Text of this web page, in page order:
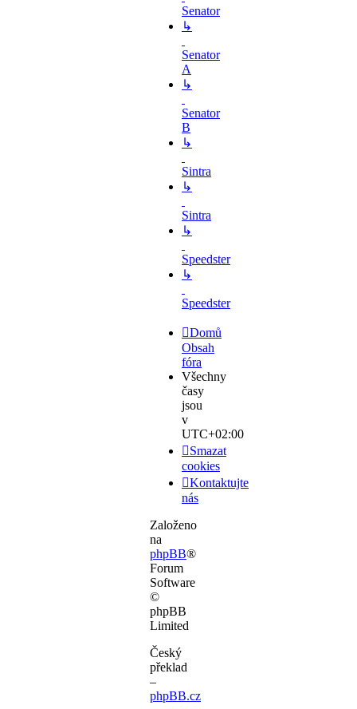
Senator
↳
Senator
A
↳
Senator
B
↳
Sintra
↳
Sintra
↳
Speedster
↳
Speedster
Domů
Obsah
fóra
Všechny
časy
jsou
v
UTC+02:00
Smazat
cookies
Kontaktujte
nás
Založeno
na
phpBB®
Forum
Software
©
phpBB
Limited
Český
překlad
–
phpBB.cz